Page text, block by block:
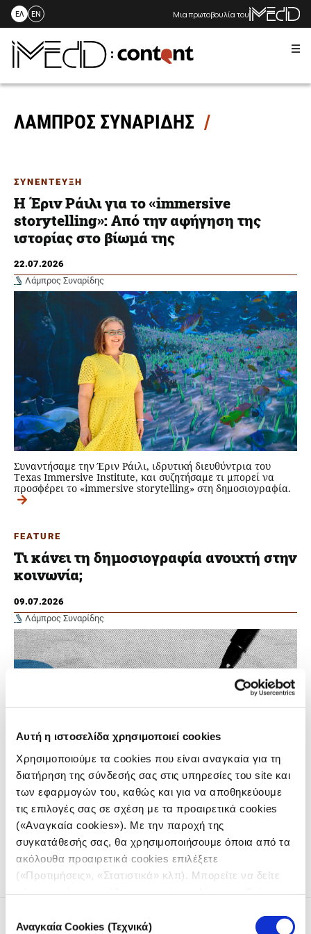
Αυτή η ιστοσελίδα χρησιμοποιεί cookies
Χρησιμοποιούμε τα cookies που είναι αναγκαία για τη
διατήρηση της σύνδεσής σας στις υπηρεσίες του site και
των εφαρμογών του, καθώς και για να αποθηκεύουμε
τις επιλογές σας σε σχέση με τα προαιρετικά cookies
(«Αναγκαία cookies»). Με την παροχή της
συγκατάθεσής σας, θα χρησιμοποιήσουμε όποια από τα
ακόλουθα προαιρετικά cookies επιλέξετε
(«Προτιμήσεις», «Στατιστικά» κλπ). Μπορείτε να δείτε
συγκατάθεσης
Αναγκαία Cookies (Τεχνικά)
Skip
content
ΕΛ EN Μια πρωτοβουλία του
ΛΑΜΠΡΟΣ ΣΥΝΑΡΙΔΗΣ
ΣΥΝΕΝΤΕΥΞΗ
Η Έριν Ράιλι για το «immersive
storytelling»: Από την αφήγηση της
ιστορίας στο βίωμά της
22.07.2026
Λάμπρος Συναρίδης
Συναντήσαμε την Έριν Ράιλι, ιδρυτική διευθύντρια του
Texas Immersive Institute, και συζητήσαμε τι μπορεί να
προσφέρει το «immersive storytelling» στη δημοσιογραφία.
FEATURE
Τι κάνει τη δημοσιογραφία ανοιχτή στην
κοινωνία;
09.07.2026
Λάμπρος Συναρίδης
Αυτό το ερώτημα θέσαμε σε δημοσιογράφους και
εκπροσώπους δημοσιογραφικών οργανισμών από το δίκτυο
του iMEdD, που βρέθηκαν μαζί μας στο SNF Nostos 2026 και
συμμετείχαν στη διοργάνωση.